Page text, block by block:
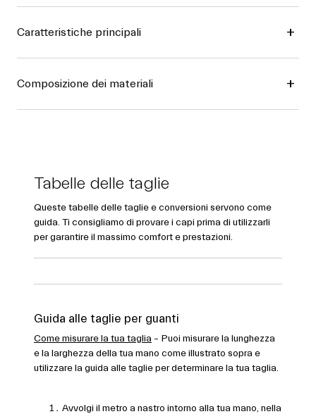
Caratteristiche principali
Composizione dei materiali
Tabelle delle taglie
Queste tabelle delle taglie e conversioni servono come
guida. Ti consigliamo di provare i capi prima di utilizzarli
per garantire il massimo comfort e prestazioni.
Guida alle taglie per guanti
Come misurare la tua taglia – Puoi misurare la lunghezza
e la larghezza della tua mano come illustrato sopra e
utilizzare la guida alle taglie per determinare la tua taglia.
Avvolgi il metro a nastro intorno alla tua mano, nella